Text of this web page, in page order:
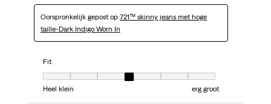
Oorspronkelijk gepost op 721™ skinny jeans met hoge
taille-Dark Indigo Worn In
Fit
Fit, 4 van 7, waarbij 1 gelijk is aan Heel klein en 7 gelijk is aan erg groot
Heel klein
erg groot